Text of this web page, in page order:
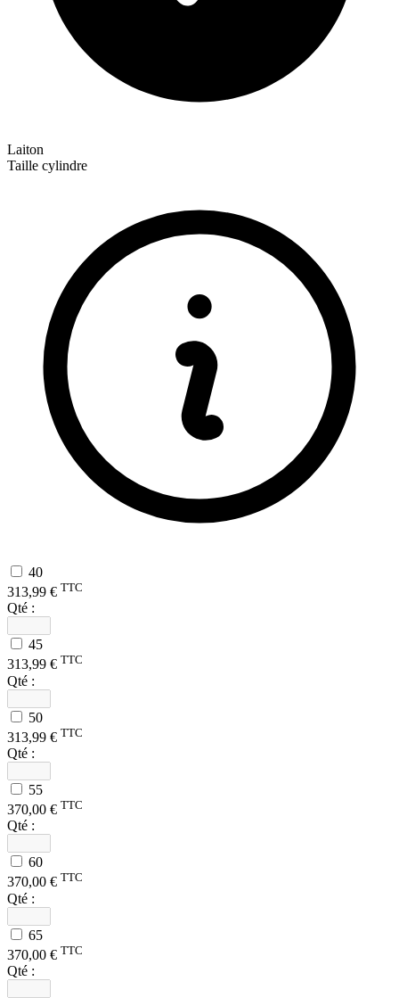
Laiton
Taille cylindre
40
313,99 € TTC
Qté :
45
313,99 € TTC
Qté :
50
313,99 € TTC
Qté :
55
370,00 € TTC
Qté :
60
370,00 € TTC
Qté :
65
370,00 € TTC
Qté :